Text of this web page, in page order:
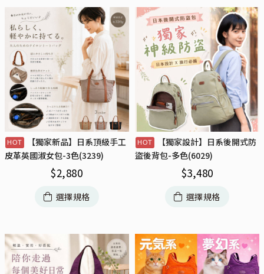
【獨家新品】日系頂級手工
皮革英國淑女包-3色(3239)
$2,880
選擇規格
【獨家設計】日系後開式防
盜後背包-多色(6029)
$3,480
選擇規格